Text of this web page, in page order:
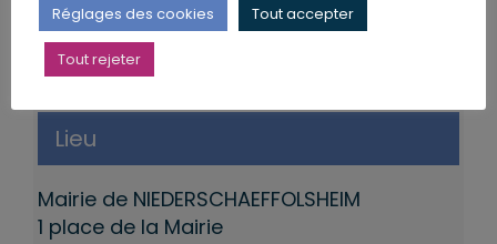
Niederschaeffolsheim,Permanences du
député
Lieu
Mairie de NIEDERSCHAEFFOLSHEIM
1 place de la Mairie
Réglages des cookies Tout accepter
Tout rejeter